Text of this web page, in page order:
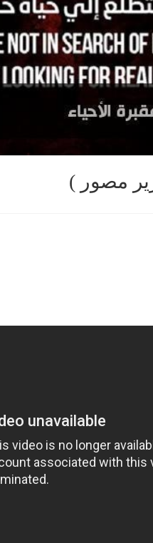
مصور )